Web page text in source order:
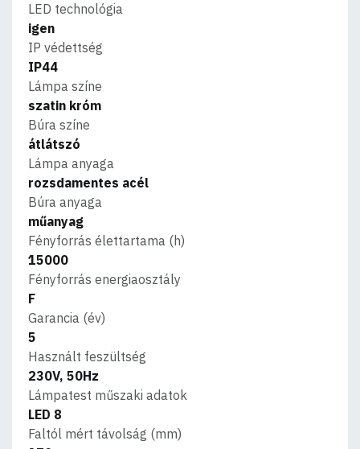
LED technológia
igen
IP védettség
IP44
Lámpa színe
szatin króm
Búra színe
átlátszó
Lámpa anyaga
rozsdamentes acél
Búra anyaga
műanyag
Fényforrás élettartama (h)
15000
Fényforrás energiaosztály
F
Garancia (év)
5
Használt feszültség
230V, 50Hz
Lámpatest műszaki adatok
LED 8
Faltól mért távolság (mm)